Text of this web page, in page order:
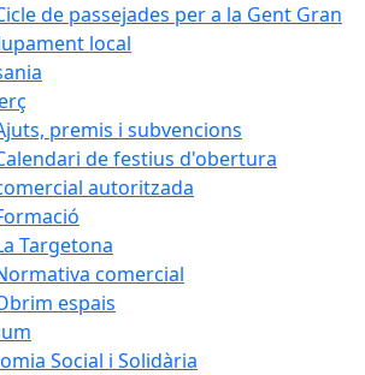
de passejades per a la Gent Gran
local
premis i subvencions
de festius d'obertura
autoritzada
Targetona
comercial
espais
Social i Solidària